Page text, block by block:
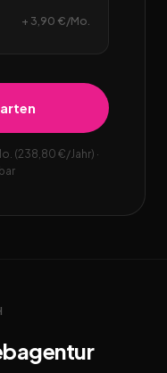
+ 3,90 €/Mo.
(238,80 €/Jahr) ·